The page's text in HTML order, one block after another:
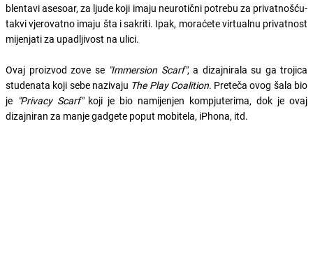
blentavi asesoar, za ljude koji imaju neurotični potrebu za privatnošću-
takvi vjerovatno imaju šta i sakriti. Ipak, moraćete virtualnu privatnost
mijenjati za upadljivost na ulici.
Ovaj proizvod zove se "Immersion Scarf", a dizajnirala su ga trojica
studenata koji sebe nazivaju The Play Coalition. Preteča ovog šala bio
je "Privacy Scarf"koji je bio namijenjen kompjuterima, dok je ovaj
dizajniran za manje gadgete poput mobitela, iPhona, itd.